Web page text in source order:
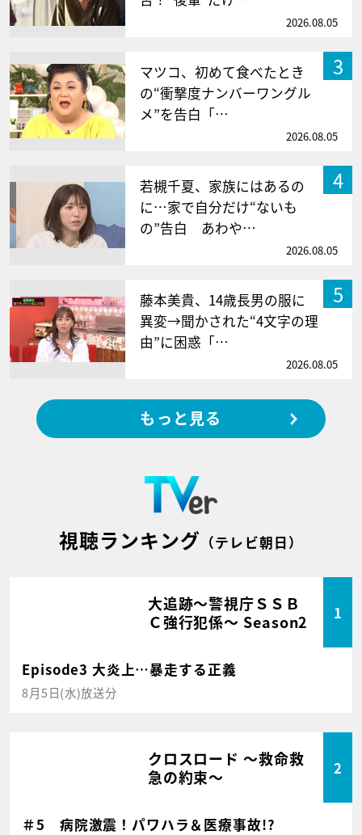
2026.08.05
3
マツコ、初めて食べたとき
の“衝撃度ナンバーワングル
メ”を告白「…
2026.08.05
4
若槻千夏、家族にはあるの
に…家で自分だけ“ないも
の”告白 あわや…
2026.08.05
5
藤本美貴、14歳長男の服に
異変→聞かされた“4文字の理
由”に困惑「…
2026.08.05
もっと見る
視聴ランキング （テレビ朝日）
大追跡～警視庁ＳＳＢ
Ｃ強行犯係～ Season2
1
Episode3 大炎上…暴走する正義
8月5日(水)放送分
クロスロード ～救命救
急の約束～
2
＃5 病院激震！パワハラ＆医療事故!?